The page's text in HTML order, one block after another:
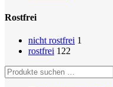
Rostfrei
nicht rostfrei 1
rostfrei 122
Suchen
nach: